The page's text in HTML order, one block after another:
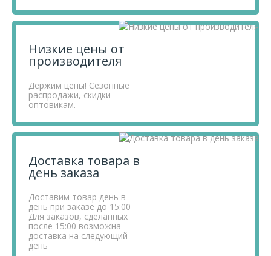
Низкие цены от
производителя
Держим цены! Сезонные
распродажи, скидки
оптовикам.
Доставка товара в
день заказа
Доставим товар день в
день при заказе до 15:00
Для заказов, сделанных
после 15:00 возможна
доставка на следующий
день